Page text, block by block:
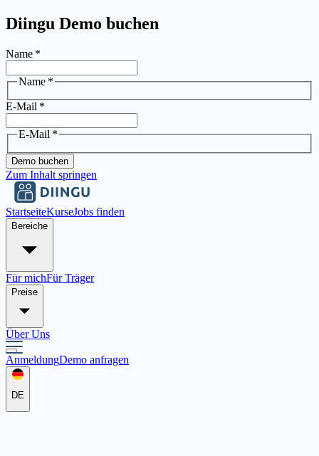
Diingu Demo buchen
Name *
Name *
E-Mail *
E-Mail *
Demo buchen
Zum Inhalt springen
StartseiteKurseJobs finden
Bereiche
Für michFür Träger
Preise
Über Uns
AnmeldungDemo anfragen
DE